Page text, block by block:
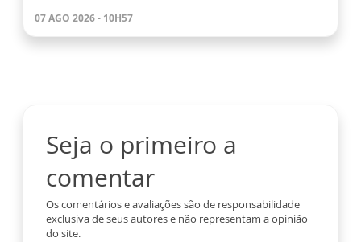
07 AGO 2026 - 10H57
Seja o primeiro a
comentar
Os comentários e avaliações são de responsabilidade
exclusiva de seus autores e não representam a opinião
do site.